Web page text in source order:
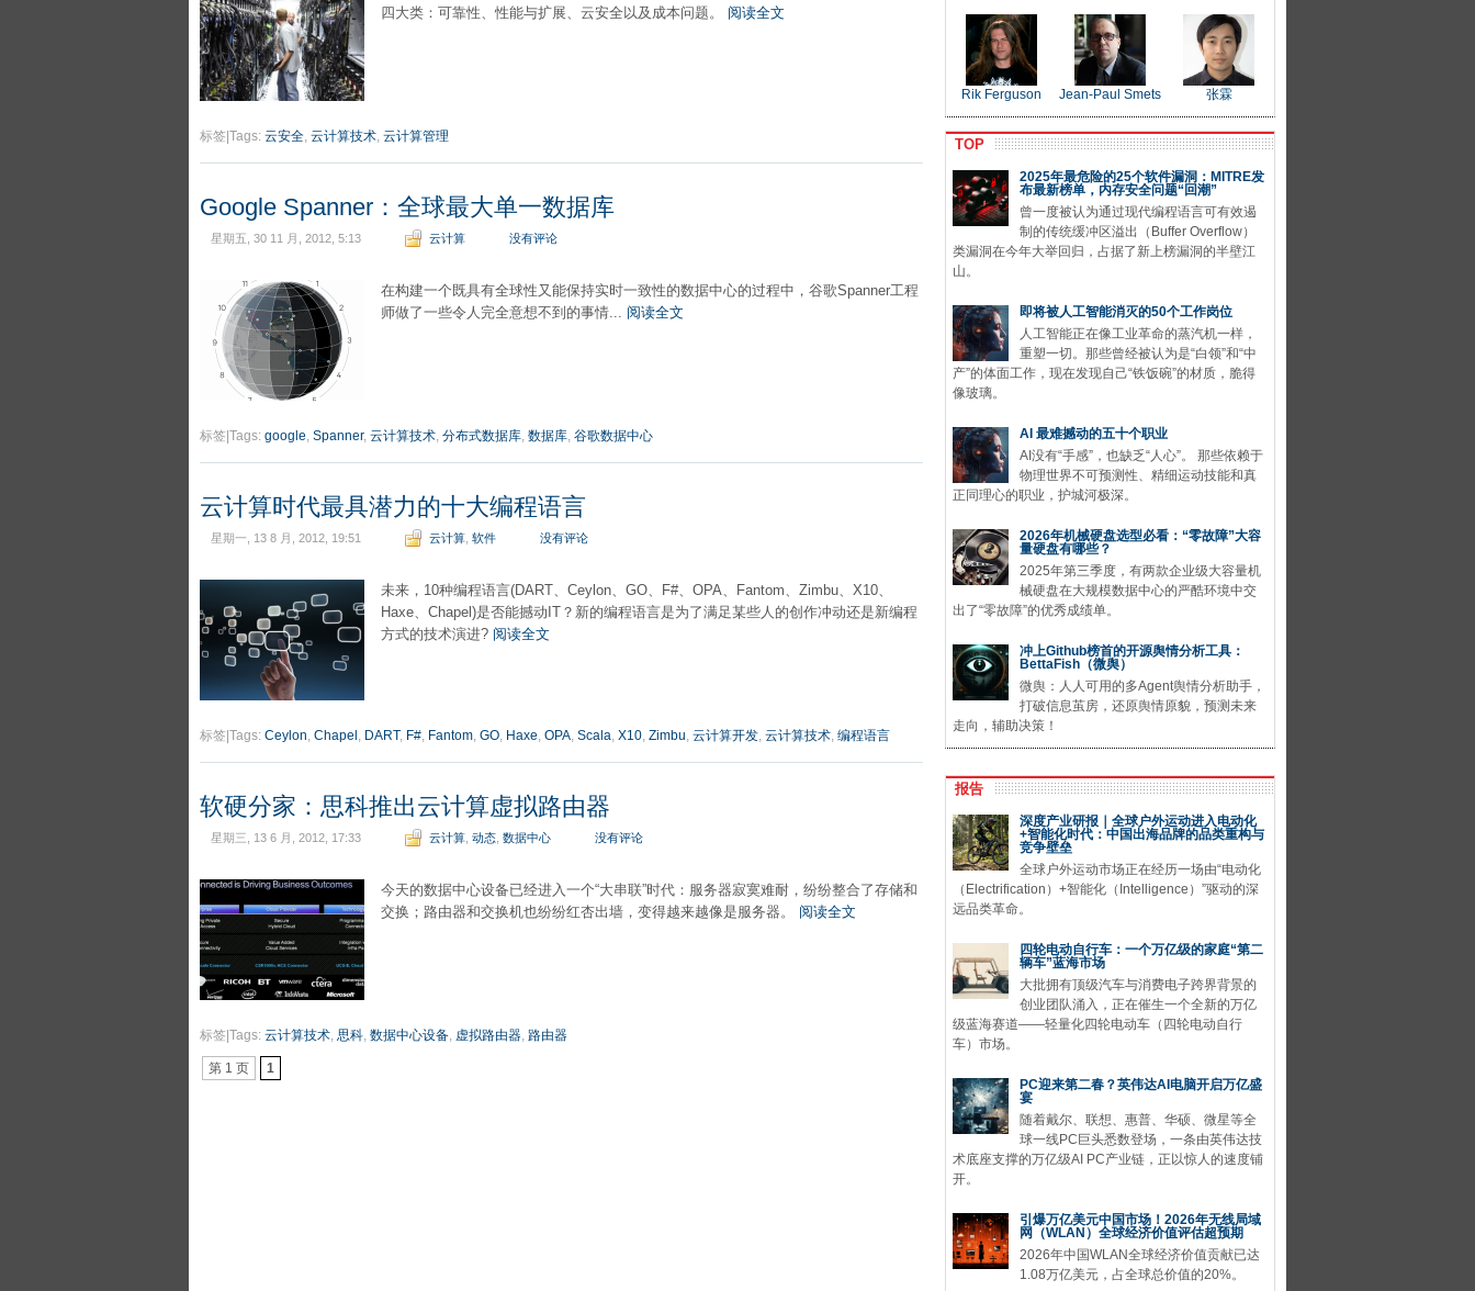
四大类：可靠性、性能与扩展、云安全以及成本问题。 阅读全文
标签|Tags: 云安全, 云计算技术, 云计算管理
Google Spanner：全球最大单一数据库
星期五, 30 11 月, 2012, 5:13 云计算 没有评论
在构建一个既具有全球性又能保持实时一致性的数据中心的过程中，谷歌Spanner工程
师做了一些令人完全意想不到的事情... 阅读全文
标签|Tags: google, Spanner, 云计算技术, 分布式数据库, 数据库, 谷歌数据中心
云计算时代最具潜力的十大编程语言
星期一, 13 8 月, 2012, 19:51 云计算 软件 没有评论
未来，10种编程语言(DART、Ceylon、GO、F#、OPA、Fantom、Zimbu、X10、
Haxe、Chapel)是否能撼动IT？新的编程语言是为了满足某些人的创作冲动还是新编程
方式的技术演进? 阅读全文
标签|Tags: Ceylon, Chapel , DART, F#, Fantom, GO, Haxe, OPA, Scala, X10, Zimbu, 云计算开发, 云计算技术, 编程语言
软硬分家：思科推出云计算虚拟路由器
星期三, 13 6 月, 2012, 17:33 云计算 动态 数据中心 没有评论
今天的数据中心设备已经进入一个“大串联”时代：服务器寂寞难耐，纷纷整合了存储和
交换；路由器和交换机也纷纷红杏出墙，变得越来越像是服务器。 阅读全文
标签|Tags: 云计算技术, 思科, 数据中心设备, 虚拟路由器, 路由器
第 1 页 1
Rik Ferguson Jean-Paul Smets 张霖
TOP
2025年最危险的25个软件漏洞：MITRE发
布最新榜单，内存安全问题“回潮”
曾一度被认为通过现代编程语言可有效遏
制的传统缓冲区溢出（Buffer Overflow）
类漏洞在今年大举回归，占据了新上榜漏洞的半壁江
山。
即将被人工智能消灭的50个工作岗位
人工智能正在像工业革命的蒸汽机一样，
重塑一切。那些曾经被认为是“白领”和“中
产”的体面工作，现在发现自己“铁饭碗”的材质，脆得
像玻璃。
AI 最难撼动的五十个职业
AI没有“手感”，也缺乏“人心”。 那些依赖于
物理世界不可预测性、精细运动技能和真
正同理心的职业，护城河极深。
2026年机械硬盘选型必看：“零故障”大容
量硬盘有哪些？
2025年第三季度，有两款企业级大容量机
械硬盘在大规模数据中心的严酷环境中交
出了“零故障”的优秀成绩单。
冲上Github榜首的开源舆情分析工具：
BettaFish（微舆）
微舆：人人可用的多Agent舆情分析助手，
打破信息茧房，还原舆情原貌，预测未来
走向，辅助决策！
报告
深度产业研报｜全球户外运动进入电动化
+智能化时代：中国出海品牌的品类重构与
竞争壁垒
全球户外运动市场正在经历一场由“电动化
（Electrification）+智能化（Intelligence）”驱动的深
远品类革命。
四轮电动自行车：一个万亿级的家庭“第二
辆车”蓝海市场
大批拥有顶级汽车与消费电子跨界背景的
创业团队涌入，正在催生一个全新的万亿
级蓝海赛道——轻量化四轮电动车（四轮电动自行
车）市场。
PC迎来第二春？英伟达AI电脑开启万亿盛
宴
随着戴尔、联想、惠普、华硕、微星等全
球一线PC巨头悉数登场，一条由英伟达技
术底座支撑的万亿级AI PC产业链，正以惊人的速度铺
开。
引爆万亿美元中国市场！2026年无线局域
网（WLAN）全球经济价值评估超预期
2026年中国WLAN全球经济价值贡献已达
1.08万亿美元，占全球总价值的20%。